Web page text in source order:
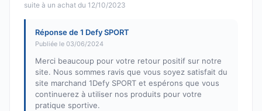
suite à un achat du 12/10/2023
Réponse de 1 Defy SPORT
Publiée le 03/06/2024
Merci beaucoup pour votre retour positif sur notre
site. Nous sommes ravis que vous soyez satisfait du
site marchand 1Defy SPORT et espérons que vous
continuerez à utiliser nos produits pour votre
pratique sportive.